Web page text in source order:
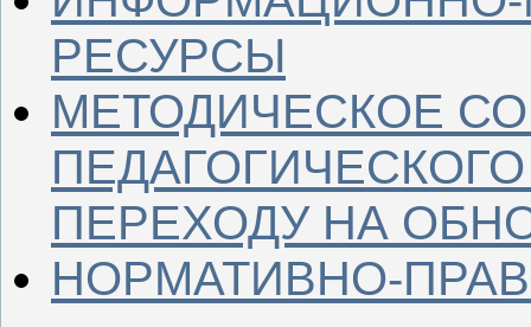
РЕСУРСЫ
МЕТОДИЧЕСКОЕ
ПЕРЕХОДУ НА
НОРМАТИВНО-